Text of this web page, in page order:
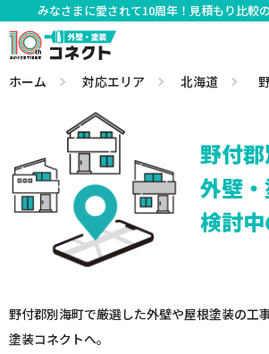
みなさまに愛されて10周年！見積もり比較
ホーム 対応エリア 北海道
野付
外壁
検討
野付郡別海町で厳選した外壁や屋根塗装の工
塗装コネクトへ。